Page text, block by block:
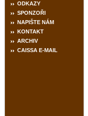
ODKAZY
SPONZOŘI
NAPIŠTE NÁM
KONTAKT
ARCHIV
CAISSA E-MAIL